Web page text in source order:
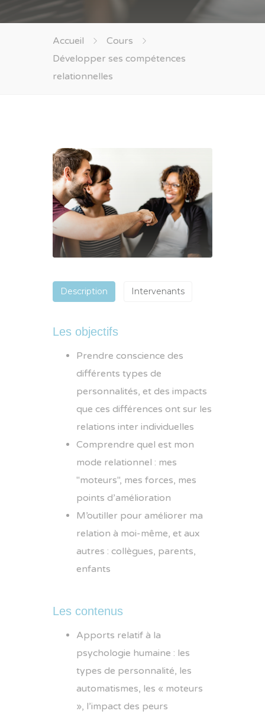
Accueil
Cours
Développer ses compétences
relationnelles
Description Intervenants
Les objectifs
Prendre conscience des
différents types de
personnalités, et des impacts
que ces différences ont sur les
relations inter individuelles
Comprendre quel est mon
mode relationnel : mes
"moteurs", mes forces, mes
points d’amélioration
M’outiller pour améliorer ma
relation à moi-même, et aux
autres : collègues, parents,
enfants
Les contenus
Apports relatif à la
psychologie humaine : les
types de personnalité, les
automatismes, les « moteurs
», l’impact des peurs